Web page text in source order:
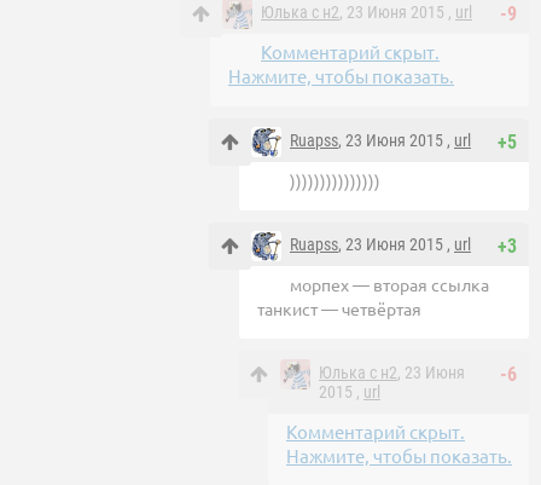
-9
Юлька с н2, 23 Июня 2015 , url
Комментарий скрыт.
Нажмите, чтобы показать.
+5
Ruapss, 23 Июня 2015 , url
)))))))))))))))
+3
Ruapss, 23 Июня 2015 , url
морпех — вторая ссылка
танкист — четвёртая
-6
Юлька с н2, 23 Июня
2015 , url
Комментарий скрыт.
Нажмите, чтобы показать.